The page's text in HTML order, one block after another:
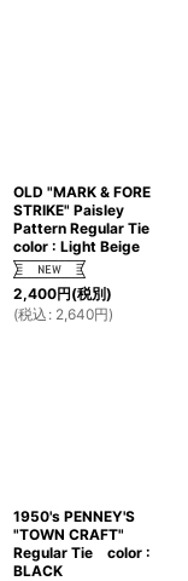
OLD "MARK & FORE
STRIKE" Paisley
Pattern Regular Tie
color : Light Beige
2,400円(税別)
(税込 : 2,640円)
1950's PENNEY'S
"TOWN CRAFT"
Regular Tie color :
BLACK